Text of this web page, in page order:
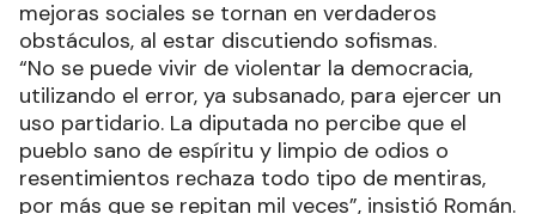
mejoras sociales se tornan en verdaderos
obstáculos, al estar discutiendo sofismas.
“No se puede vivir de violentar la democracia,
utilizando el error, ya subsanado, para ejercer un
uso partidario. La diputada no percibe que el
pueblo sano de espíritu y limpio de odios o
resentimientos rechaza todo tipo de mentiras,
por más que se repitan mil veces”, insistió Román.